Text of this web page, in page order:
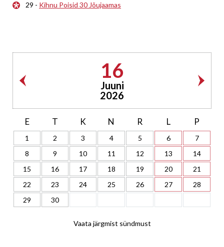
29 - Kihnu Poisid 30 Jõujaamas
16
Juuni
2026
E T K N R L P
1 2 3 4 5 6
7
8
9 10 11 12 13
14
15
16 17 18 19 20
21
22
23 24 25 26 27
28
29
30
Vaata järgmist sündmust